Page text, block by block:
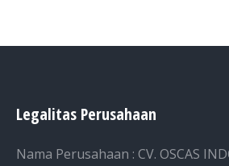
Legalitas Perusahaan
Nama Perusahaan : CV. OSCAS